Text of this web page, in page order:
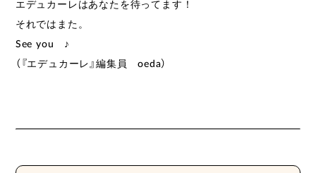
エデュカーレはあなたを待ってます！
それではまた。
See you ♪
（『エデュカーレ』編集員 oeda）